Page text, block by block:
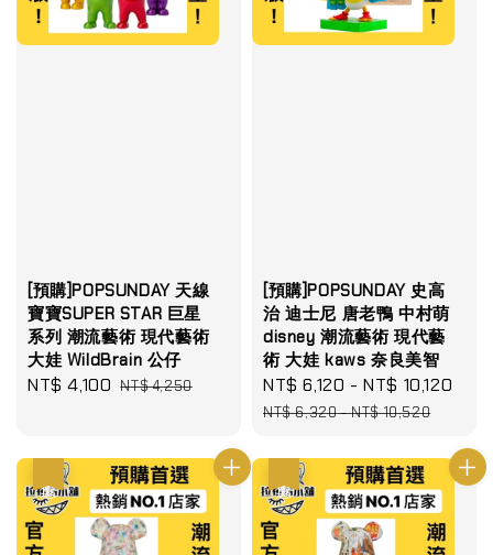
[預購]POPSUNDAY 天線
寶寶SUPER STAR 巨星
系列 潮流藝術 現代藝術
大娃 WildBrain 公仔
Sale
NT$ 4,100 Regular
NT$ 4,250
[預購]POPSUNDAY 史高
治 迪士尼 唐老鴨 中村萌
disney 潮流藝術 現代藝
術 大娃 kaws 奈良美智
Sale
price
NT$ 6,120 -NT$ 10,120
NT$ 6,320-NT$ 10,520